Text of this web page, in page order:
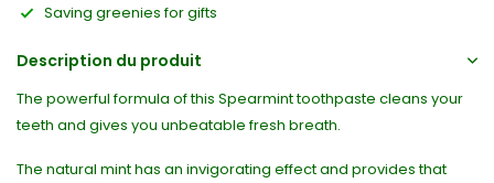
Saving greenies for gifts
Description du produit
The powerful formula of this Spearmint toothpaste cleans your
teeth and gives you unbeatable fresh breath.
The natural mint has an invigorating effect and provides that